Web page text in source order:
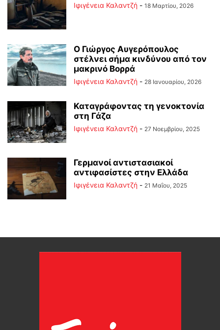
Ιφιγένεια Καλαντζή - 18 Μαρτίου, 2026
Ο Γιώργος Αυγερόπουλος
στέλνει σήμα κινδύνου από τον
μακρινό Βορρά
Ιφιγένεια Καλαντζή - 28 Ιανουαρίου, 2026
Καταγράφοντας τη γενοκτονία
στη Γάζα
Ιφιγένεια Καλαντζή - 27 Νοεμβρίου, 2025
Γερμανοί αντιστασιακοί
αντιφασίστες στην Ελλάδα
Ιφιγένεια Καλαντζή - 21 Μαΐου, 2025